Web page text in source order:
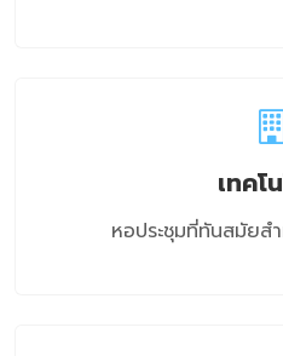
เทคโ
หอประชุมที่ทันสมัยส